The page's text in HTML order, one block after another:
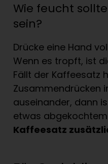
Wie feucht
sein?
Drücke eine Hand
Wenn es tropft, ist
Fällt der Kaffeesatz
Zusammendrücken
auseinander, dann
etwas
Kaffeesatz zusä